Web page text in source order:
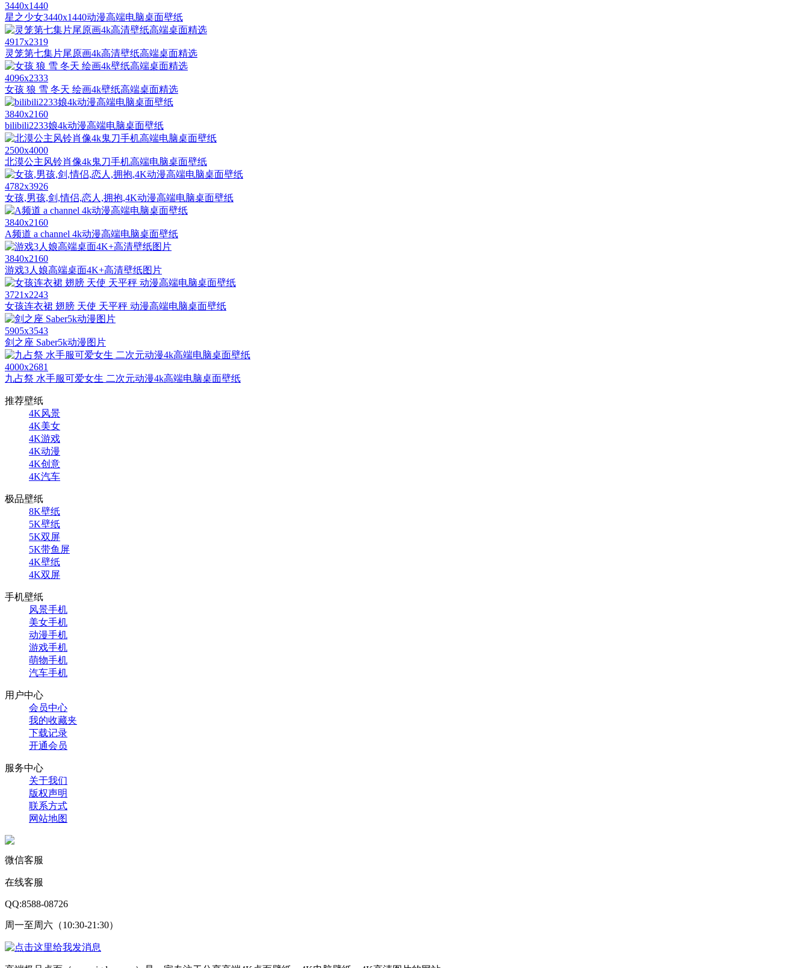
3440x1440
星之少女3440x1440动漫高端电脑桌面壁纸
4917x2319
灵笼第七集片尾原画4k高清壁纸高端桌面精选
4096x2333
女孩 狼 雪 冬天 绘画4k壁纸高端桌面精选
3840x2160
bilibili2233娘4k动漫高端电脑桌面壁纸
2500x4000
北漠公主风铃肖像4k鬼刀手机高端电脑桌面壁纸
4782x3926
女孩,男孩,剑,情侣,恋人,拥抱,4K动漫高端电脑桌面壁纸
3840x2160
A频道 a channel 4k动漫高端电脑桌面壁纸
3840x2160
游戏3人娘高端桌面4K+高清壁纸图片
3721x2243
女孩连衣裙 翅膀 天使 天平秤 动漫高端电脑桌面壁纸
5905x3543
剑之座 Saber5k动漫图片
4000x2681
九占祭 水手服可爱女生 二次元动漫4k高端电脑桌面壁纸
推荐壁纸
4K风景
4K美女
4K游戏
4K动漫
4K创意
4K汽车
极品壁纸
8K壁纸
5K壁纸
5K双屏
5K带鱼屏
4K壁纸
4K双屏
手机壁纸
风景手机
美女手机
动漫手机
游戏手机
萌物手机
汽车手机
用户中心
会员中心
我的收藏夹
下载记录
开通会员
服务中心
关于我们
版权声明
联系方式
网站地图
微信客服
在线客服
QQ:8588-08726
周一至周六（10:30-21:30）